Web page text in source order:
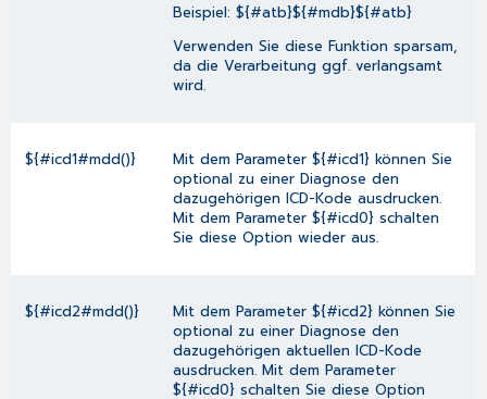
Beispiel: ${#atb}${#mdb}${#atb}
Verwenden Sie diese Funktion sparsam,
da die Verarbeitung ggf. verlangsamt
wird.
${#icd1#mdd()}
Mit dem Parameter ${#icd1} können Sie
optional zu einer Diagnose den
dazugehörigen ICD-Kode ausdrucken.
Mit dem Parameter ${#icd0} schalten
Sie diese Option wieder aus.
${#icd2#mdd()}
Mit dem Parameter ${#icd2} können Sie
optional zu einer Diagnose den
dazugehörigen aktuellen ICD-Kode
ausdrucken. Mit dem Parameter
${#icd0} schalten Sie diese Option